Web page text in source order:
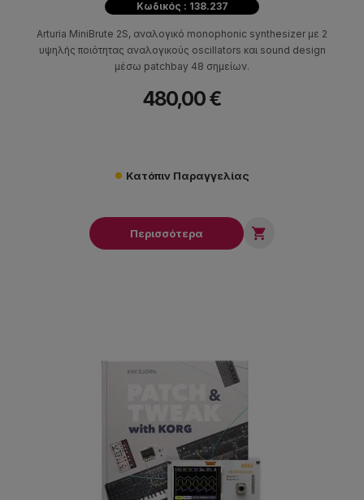
Κωδικός : 138.237
Arturia MiniBrute 2S, αναλογικό monophonic synthesizer με 2
υψηλής ποιότητας αναλογικούς oscillators και sound design
μέσω patchbay 48 σημείων.
480,00 €
Κατόπιν Παραγγελίας
Περισσότερα 